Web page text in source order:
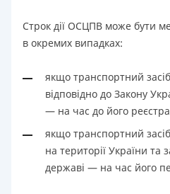
Строк дії ОСЦПВ може бути
в окремих випадках:
якщо транспортний
відповідно до Закону
— на час до його
якщо транспортний
на території України та
державі — на час його